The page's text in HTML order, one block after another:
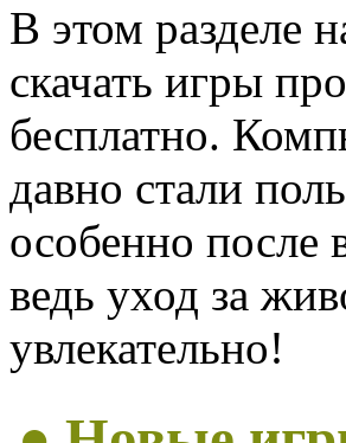
В этом разделе
скачать игры
бесплатно.
давно стали
особенно
ведь уход за
увлекательно!